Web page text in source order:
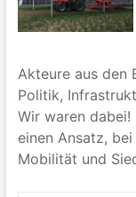
Akteure aus den
Politik,
Wir waren dabei!
einen Ansatz,
Mobilität und